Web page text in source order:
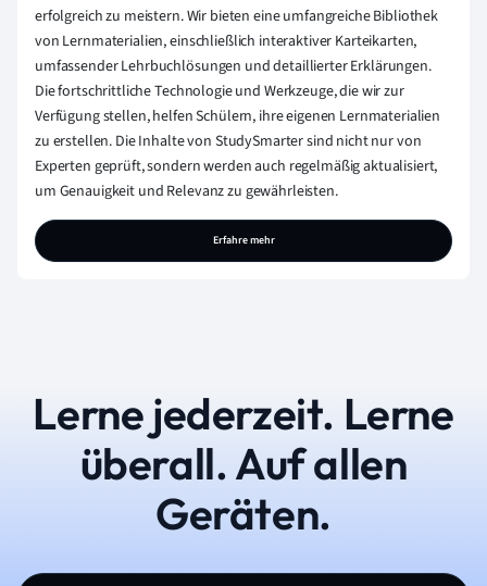
erfolgreich zu meistern. Wir bieten eine umfangreiche Bibliothek
von Lernmaterialien, einschließlich interaktiver Karteikarten,
umfassender Lehrbuchlösungen und detaillierter Erklärungen.
Die fortschrittliche Technologie und Werkzeuge, die wir zur
Verfügung stellen, helfen Schülern, ihre eigenen Lernmaterialien
zu erstellen. Die Inhalte von StudySmarter sind nicht nur von
Experten geprüft, sondern werden auch regelmäßig aktualisiert,
um Genauigkeit und Relevanz zu gewährleisten.
Erfahre mehr
Lerne jederzeit. Lerne
überall. Auf allen
Geräten.